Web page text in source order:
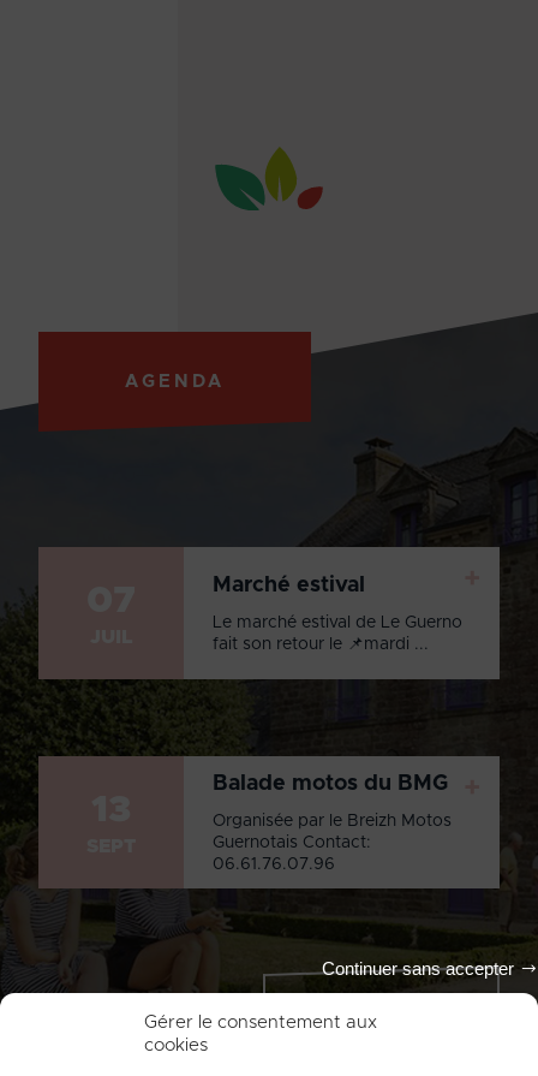
Gérer le consentement aux
cookies
Continuer sans accepter
AGENDA
Marché estival
Le marché estival de Le Guerno
fait son retour le 📌mardi ...
Balade motos du BMG
Organisée par le Breizh Motos
Guernotais Contact:
06.61.76.07.96